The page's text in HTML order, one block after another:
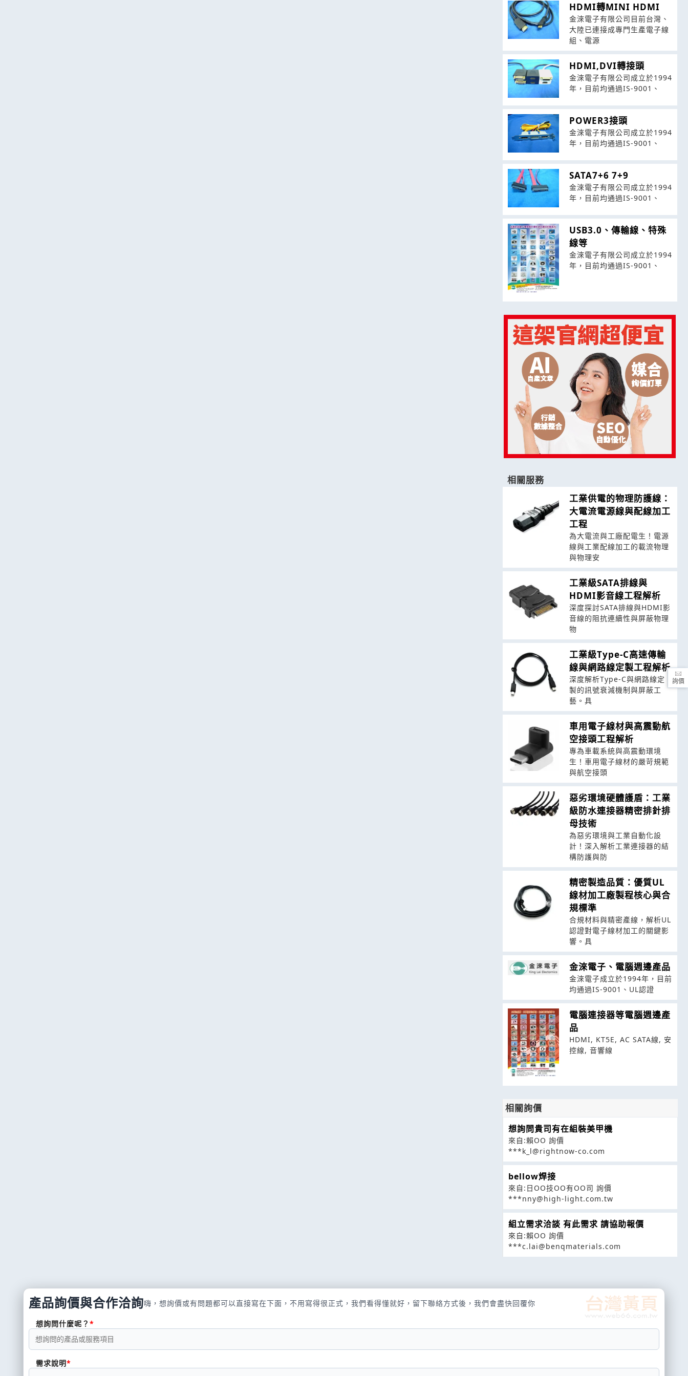
HDMI轉MINI HDMI
金淶電子有限公司目前台灣、
大陸已連接成專門生產電子線
組、電源
HDMI,DVI轉接頭
金淶電子有限公司成立於1994
年，目前均通過IS-9001、
POWER3接頭
金淶電子有限公司成立於1994
年，目前均通過IS-9001、
SATA7+6 7+9
金淶電子有限公司成立於1994
年，目前均通過IS-9001、
USB3.0、傳輸線、特殊
線等
金淶電子有限公司成立於1994
年，目前均通過IS-9001、
相關服務
工業供電的物理防護線：
大電流電源線與配線加工
工程
為大電流與工廠配電生！電源
線與工業配線加工的載流物理
與物理安
工業級SATA排線與
HDMI影音線工程解析
深度探討SATA排線與HDMI影
音線的阻抗連續性與屏蔽物理
物
工業級Type-C高速傳輸
線與網路線定製工程解析
深度解析Type-C與網路線定
製的訊號衰減機制與屏蔽工
藝。具
車用電子線材與高震動航
空接頭工程解析
專為車載系統與高震動環境
生！車用電子線材的嚴苛規範
與航空接頭
惡劣環境硬體護盾：工業
級防水連接器精密排針排
母技術
為惡劣環境與工業自動化設
計！深入解析工業連接器的結
構防護與防
精密製造品質：優質UL
線材加工廠製程核心與合
規標準
合規材料與精密產線，解析UL
認證對電子線材加工的關鍵影
響。具
金淶電子、電腦週邊產品
金淶電子成立於1994年，目前
均通過IS-9001、UL認證
電腦連接器等電腦週邊產
品
HDMI, KT5E, AC SATA線, 安
控線, 音響線
相關詢價
想詢問貴司有在組裝美甲機
來自:賴OO 詢價
***k_l@rightnow-co.com
bellow焊接
來自:日OO技OO有OO司 詢價
***nny@high-light.com.tw
組立需求洽談 有此需求 請協助報價
來自:賴OO 詢價
***c.lai@benqmaterials.com
產品詢價與合作洽詢嗨，想詢價或有問題都可以直接寫在下面，不用寫得很正式，我們看得懂就好，留下聯絡方式後，我們會盡快回覆你
想詢問什麼呢？
需求說明
詢價